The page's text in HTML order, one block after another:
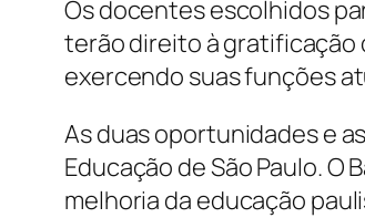
Os docentes escolhidos
terão direito à gratificação
exercendo suas funções
As duas oportunidades e
Educação de São Paulo.
melhoria da educação